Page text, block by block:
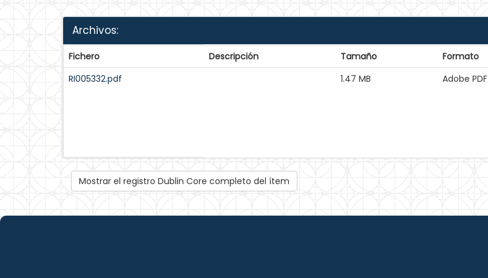
Archivos:
Fichero Descripción Tamaño
Formato
RI005332.pdf
1.47 MB Adobe PDF
Mostrar el registro Dublin Core completo del ítem